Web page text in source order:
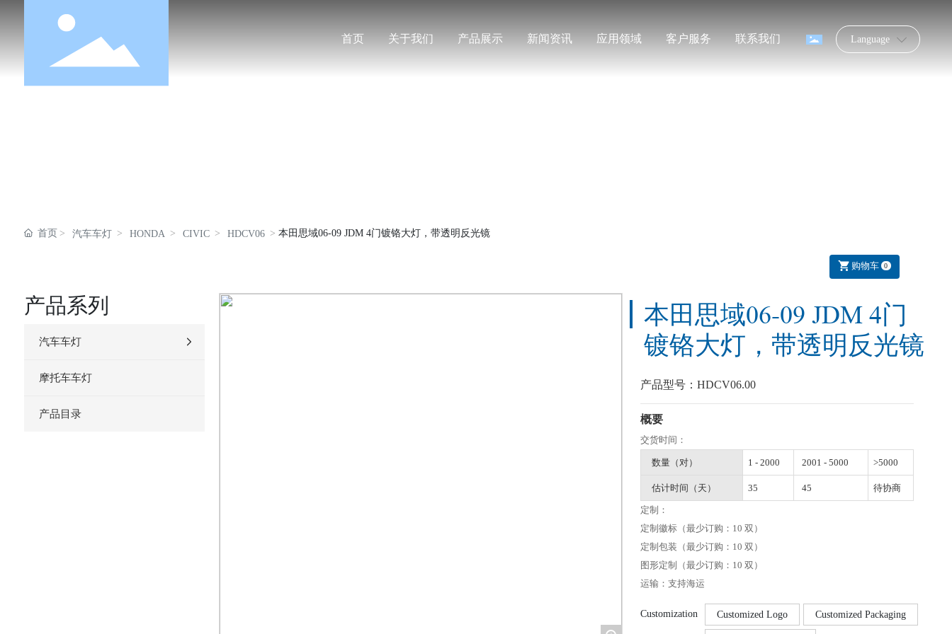
首页 关于我们 产品展示 新闻资讯 应用领域 客户服务 联系我们 Language
首页 汽车车灯 HONDA CIVIC HDCV06 本田思域06-09 JDM 4门镀铬大灯，带透明反光镜
购物车 0
产品系列
汽车车灯
摩托车车灯
产品目录
本田思域06-09 JDM 4门
镀铬大灯，带透明反光镜
产品型号：HDCV06.00
概要
交货时间：
数量（对） 1 - 2000 2001 - 5000 >5000
估计时间（天） 35 45 待协商
定制：
定制徽标（最少订购：10 双）
定制包装（最少订购：10 双）
图形定制（最少订购：10 双）
运输：支持海运
Customization Customized Logo Customized Packaging